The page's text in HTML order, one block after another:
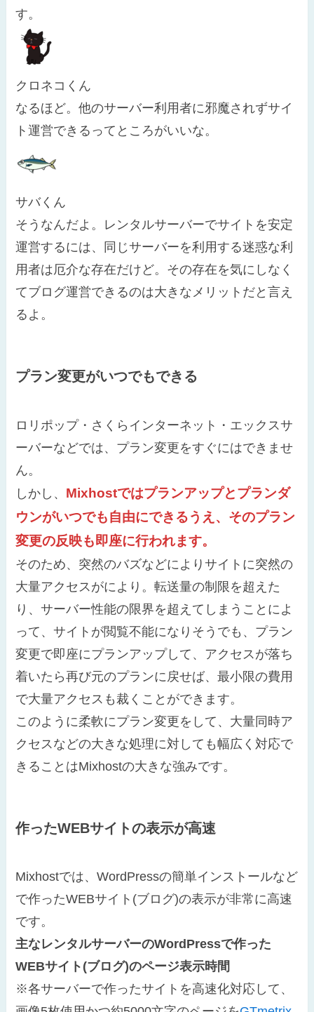
す。
クロネコくん
なるほど。他のサーバー利用者に邪魔されずサイ
ト運営できるってところがいいな。
サバくん
そうなんだよ。レンタルサーバーでサイトを安定
運営するには、同じサーバーを利用する迷惑な利
用者は厄介な存在だけど。その存在を気にしなく
てブログ運営できるのは大きなメリットだと言え
るよ。
プラン変更がいつでもできる
ロリポップ・さくらインターネット・エックスサ
ーバーなどでは、プラン変更をすぐにはできませ
ん。
しかし、 Mixhostではプランアップとプランダ
ウンがいつでも自由にできるうえ、そのプラン
変更の反映も即座に行われます。
そのため、突然のバズなどによりサイトに突然の
大量アクセスがにより。転送量の制限を超えた
り、サーバー性能の限界を超えてしまうことによ
って、サイトが閲覧不能になりそうでも、プラン
変更で即座にプランアップして、アクセスが落ち
着いたら再び元のプランに戻せば、最小限の費用
で大量アクセスも裁くことができます。
このように柔軟にプラン変更をして、大量同時ア
クセスなどの大きな処理に対しても幅広く対応で
きることはMixhostの大きな強みです。
作ったWEBサイトの表示が高速
Mixhostでは、WordPressの簡単インストールなど
で作ったWEBサイト(ブログ)の表示が非常に高速
です。
主なレンタルサーバーのWordPressで作った
WEBサイト(ブログ)のページ表示時間
※各サーバーで作ったサイトを高速化対応して、